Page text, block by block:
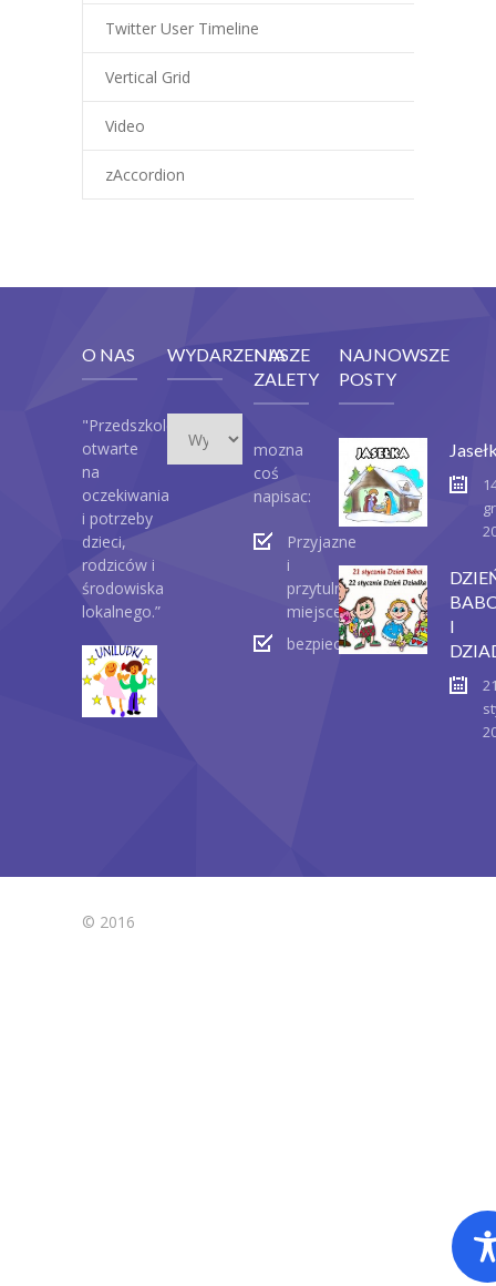
Twitter User Timeline
Vertical Grid
Video
zAccordion
O NAS
"Przedszkole
otwarte
na
oczekiwania
i potrzeby
dzieci,
rodziców i
środowiska
lokalnego.”
WYDARZENIA
NASZE
ZALETY
mozna
coś
napisac:
Przyjazne
i
przytulne
miejsce
bezpieczeństwo
NAJNOWSZE
POSTY
I
© 2016